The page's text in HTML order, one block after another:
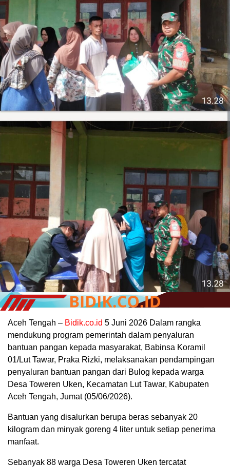
Aceh Tengah – Bidik.co.id 5 Juni 2026 Dalam rangka
mendukung program pemerintah dalam penyaluran
bantuan pangan kepada masyarakat, Babinsa Koramil
01/Lut Tawar, Praka Rizki, melaksanakan pendampingan
penyaluran bantuan pangan dari Bulog kepada warga
Desa Toweren Uken, Kecamatan Lut Tawar, Kabupaten
Aceh Tengah, Jumat (05/06/2026).
Bantuan yang disalurkan berupa beras sebanyak 20
kilogram dan minyak goreng 4 liter untuk setiap penerima
manfaat.
Sebanyak 88 warga Desa Toweren Uken tercatat